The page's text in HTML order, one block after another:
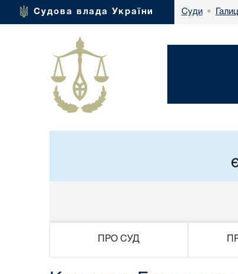
Судова влада України Суди •
ПРО СУД